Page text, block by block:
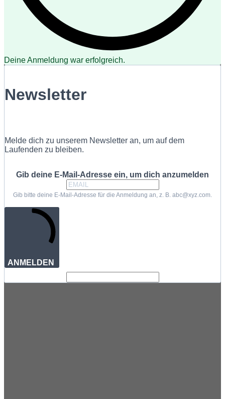
Deine Anmeldung war erfolgreich.
Newsletter
Melde dich zu unserem Newsletter an, um auf dem
Laufenden zu bleiben.
Gib deine E-Mail-Adresse ein, um dich anzumelden
Gib bitte deine E-Mail-Adresse für die Anmeldung an, z. B. abc@xyz.com.
ANMELDEN